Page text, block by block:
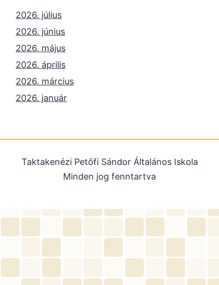
2026. július
2026. június
2026. május
2026. április
2026. március
2026. január
2025. július
2025. június
2025. április
2024. december
2024. november
Taktakenézi Petőfi Sándor Általános Iskola
Minden jog fenntartva